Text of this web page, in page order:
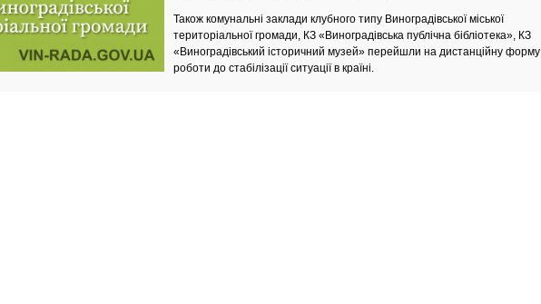
Також комунальні заклади клубного типу Виноградівської міської
територіальної громади, КЗ «Виноградівська публічна бібліотека», КЗ
«Виноградівський історичний музей» перейшли на дистанційну форму
роботи до стабілізації ситуації в країні.